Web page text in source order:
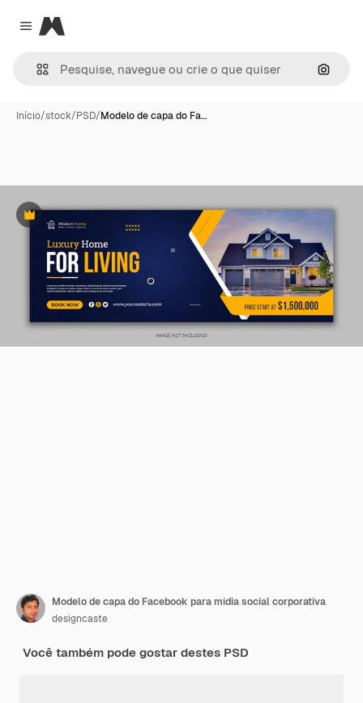
Close menu
Magnific
Início/stock/PSD/Modelo de capa do Fa…
Premium
Modelo de capa do Facebook para mídia social corporativa
designcaste
Você também pode gostar destes PSD